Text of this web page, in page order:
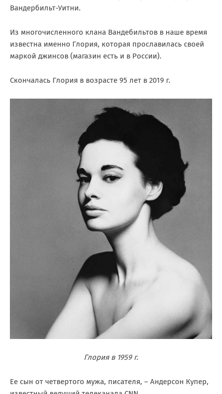
Вандербильт-Уитни.
Из многочисленного клана Вандебильтов в наше время
известна именно Глория, которая прославилась своей
маркой джинсов (магазин есть и в России).
Скончалась Глория в возрасте 95 лет в 2019 г.
Глория в 1959 г.
Ее сын от четвертого мужа, писателя, – Андерсон Купер,